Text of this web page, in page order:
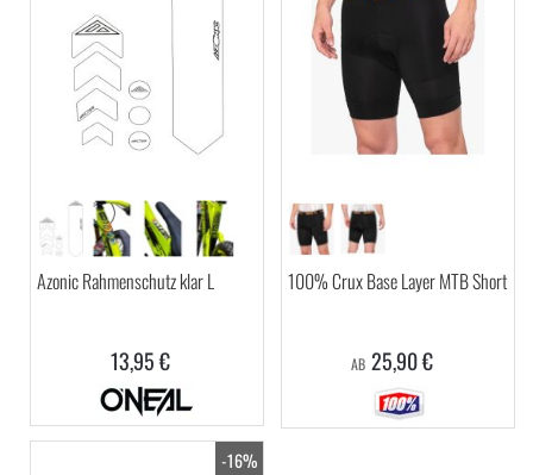
Azonic Rahmenschutz klar L
13,95 €
100% Crux Base Layer MTB Short
AB 25,90 €
-16%